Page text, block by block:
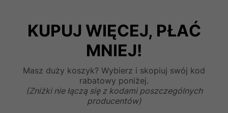
KUPUJ WIĘCEJ, PŁAĆ
MNIEJ!
Masz duży koszyk? Wybierz i skopiuj swój kod
rabatowy poniżej.
(Zniżki nie łączą się z kodami poszczególnych
producentów)